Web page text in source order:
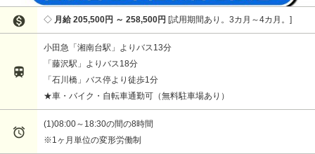
 月給 205,500円 ～ 258,500円 試用期間あり。3カ月～4カ月。

小田急「湘南台駅」よりバス13分
「藤沢駅」よりバス18分
「石川橋」バス停より徒歩1分
★車・バイク・自転車通勤可（無料駐車場あり）

(1)08:00～18:30の間の8時間
※1ヶ月単位の変形労働制